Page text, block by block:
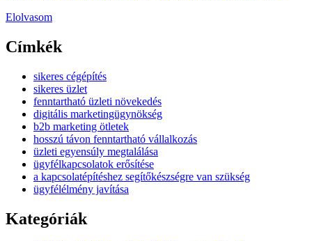
Elolvasom
Címkék
sikeres cégépítés
sikeres üzlet
fenntartható üzleti növekedés
digitális marketingügynökség
b2b marketing ötletek
hosszú távon fenntartható vállalkozás
üzleti egyensúly megtalálása
ügyfélkapcsolatok erősítése
a kapcsolatépítéshez segítőkészségre van szükség
ügyfélélmény javítása
Kategóriák